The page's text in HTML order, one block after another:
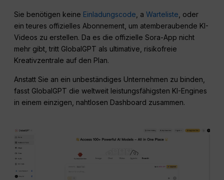
Sie benötigen keine Einladungscode , aWarteliste , oder
ein teures offizielles Abonnement, um atemberaubende KI-
Videos zu erstellen. Da es die offizielle Sora-App nicht
mehr gibt, tritt GlobalGPT als ultimative, risikofreie
Kreativzentrale auf den Plan.
Anstatt Sie an ein unbeständiges Unternehmen zu binden,
fasst GlobalGPT die weltweit leistungsfähigsten KI-Engines
in einem einzigen, nahtlosen Dashboard zusammen.